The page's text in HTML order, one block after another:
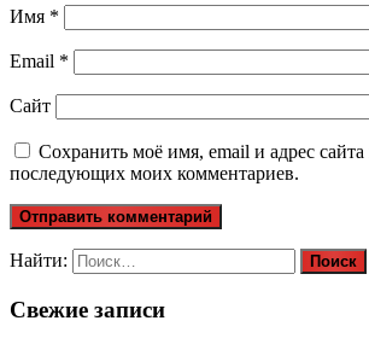
Имя *
Email *
Сайт
Сохранить моё имя, email и адрес сайта
последующих моих комментариев.
Найти:
Свежие записи